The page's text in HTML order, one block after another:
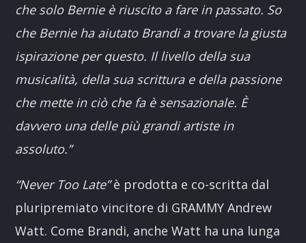
che solo Bernie è riuscito a fare in passato. So
che Bernie ha aiutato Brandi a trovare la giusta
ispirazione per questo. Il livello della sua
musicalità, della sua scrittura e della passione
che mette in ciò che fa è sensazionale. È
davvero una delle più grandi artiste in
assoluto.”
“Never Too Late”è prodotta e co-scritta dal
pluripremiato vincitore di GRAMMY Andrew
Watt. Come Brandi, anche Watt ha una lunga